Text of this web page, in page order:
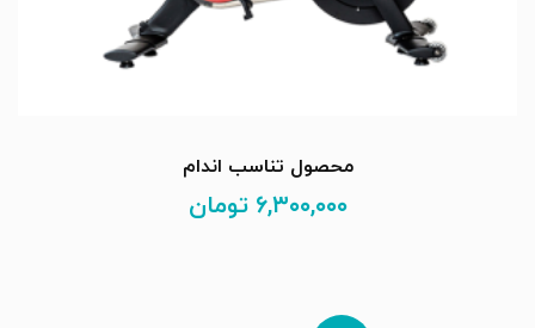
محصول تناسب اندام
۶,۳۰۰,۰۰۰ تومان